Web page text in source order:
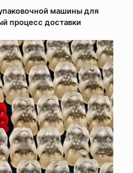
машины для
процесс доставки